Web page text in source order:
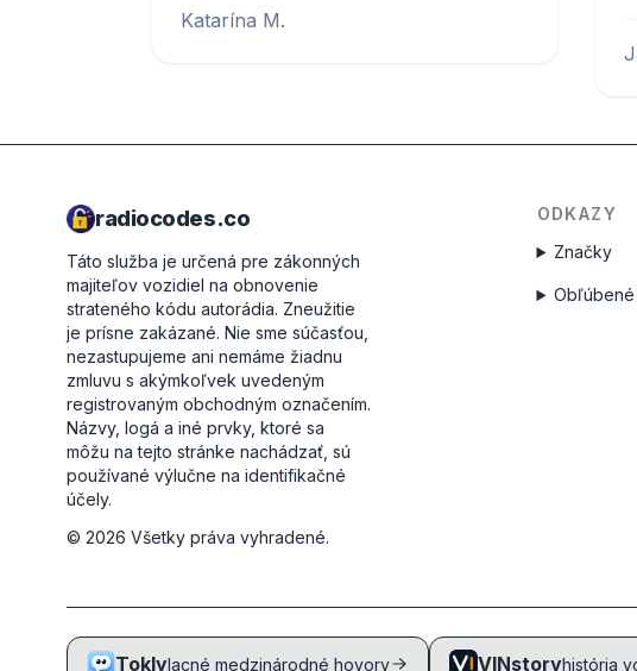
Katarína M.
radiocodes.co
Táto služba je určená pre zákonných
majiteľov vozidiel na obnovenie
strateného kódu autorádia. Zneužitie
je prísne zakázané. Nie sme súčasťou,
nezastupujeme ani nemáme žiadnu
zmluvu s akýmkoľvek uvedeným
registrovaným obchodným označením.
Názvy, logá a iné prvky, ktoré sa
môžu na tejto stránke nachádzať, sú
používané výlučne na identifikačné
účely.
© 2026 Všetky práva vyhradené.
ODKAZY
Značky
Toklylacné medzinárodné hovory VINstoryhistória